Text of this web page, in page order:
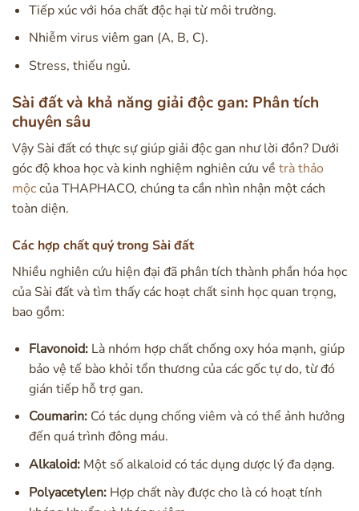
Tiếp xúc với hóa chất độc hại từ môi trường.
Nhiễm virus viêm gan (A, B, C).
Stress, thiếu ngủ.
Sài đất và khả năng giải độc gan: Phân tích
chuyên sâu
Vậy Sài đất có thực sự giúp giải độc gan như lời đồn? Dưới
góc độ khoa học và kinh nghiệm nghiên cứu về trà thảo
mộccủa THAPHACO, chúng ta cần nhìn nhận một cách
toàn diện.
Các hợp chất quý trong Sài đất
Nhiều nghiên cứu hiện đại đã phân tích thành phần hóa học
của Sài đất và tìm thấy các hoạt chất sinh học quan trọng,
bao gồm:
Flavonoid:Là nhóm hợp chất chống oxy hóa mạnh, giúp
bảo vệ tế bào khỏi tổn thương của các gốc tự do, từ đó
gián tiếp hỗ trợ gan.
Coumarin:Có tác dụng chống viêm và có thể ảnh hưởng
đến quá trình đông máu.
Alkaloid:Một số alkaloid có tác dụng dược lý đa dạng.
Polyacetylen:Hợp chất này được cho là có hoạt tính